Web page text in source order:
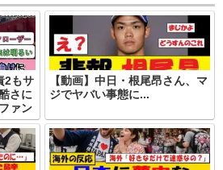
2もサ
さに
ァン
【動画】中日・根尾昂さん、マ
ジでヤバい事態に...